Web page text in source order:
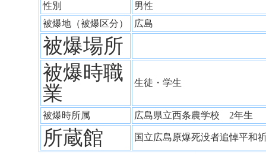
性別
男性
被爆地（被爆区分）
広島
被爆場所
被爆時職
業
生徒・学生
被爆時所属 広島県立西条農学校 2年生
所蔵館 国立広島原爆死没者追悼平